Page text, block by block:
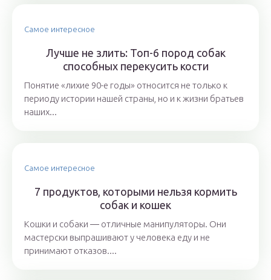
Самое интересное
Лучше не злить: Топ-6 пород собак
способных перекусить кости
Понятие «лихие 90-е годы» относится не только к
периоду истории нашей страны, но и к жизни братьев
наших...
Самое интересное
7 продуктов, которыми нельзя кормить
собак и кошек
Кошки и собаки ― отличные манипуляторы. Они
мастерски выпрашивают у человека еду и не
принимают отказов....